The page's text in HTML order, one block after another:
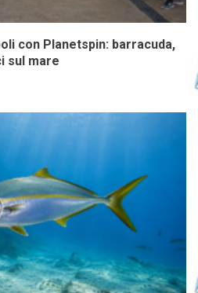
con Planetspin: barracuda,
sul mare